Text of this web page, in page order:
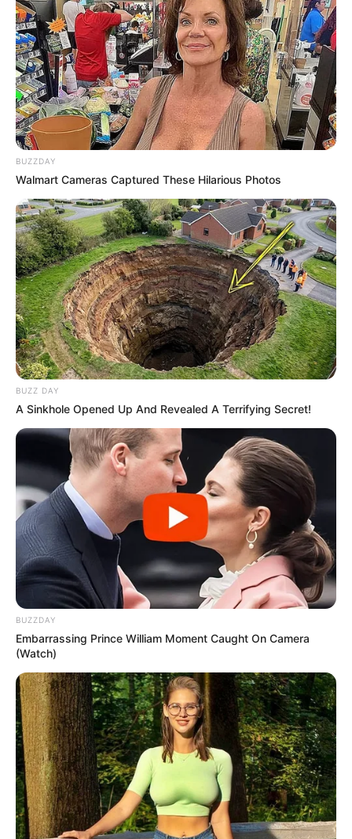
BUZZDAY
Walmart Cameras Captured These Hilarious Photos
BUZZ DAY
A Sinkhole Opened Up And Revealed A Terrifying Secret!
BUZZDAY
Embarrassing Prince William Moment Caught On Camera
(Watch)